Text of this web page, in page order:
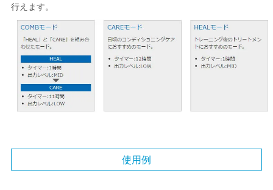
行えます。
使用例